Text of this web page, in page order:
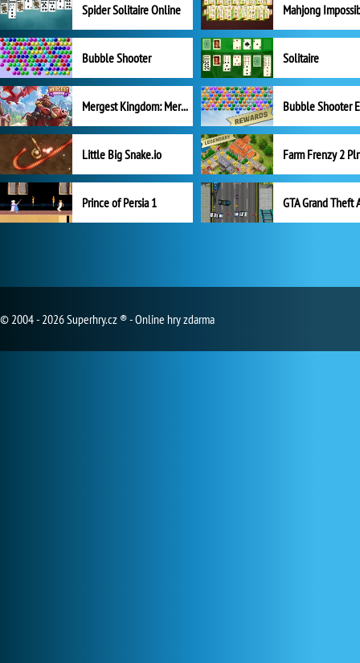
Spider Solitaire Online Mahjong
Bubble Shooter Solitaire
Mergest Kingdom: Merge Puzzle
Little Big Snake.io
Prince of Persia 1 GTA Grand Theft
© 2004 - 2026 Superhry.cz ® - Online hry zdarma